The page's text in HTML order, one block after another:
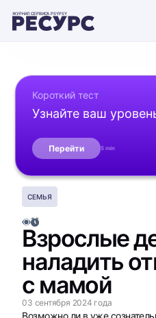
ЖУРНАЛ СЕРВИСА PSYPSY
Короткий тест
Узнайте ваш
Перейти 5 min
СЕМЬЯ
Взрослые
наладить
с мамой
03 сентября 2024 года
Возможно ли в уже